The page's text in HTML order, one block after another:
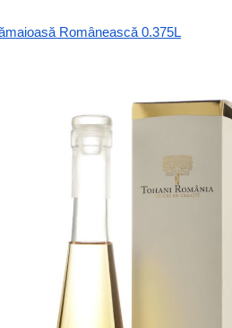
Românească 0.375L